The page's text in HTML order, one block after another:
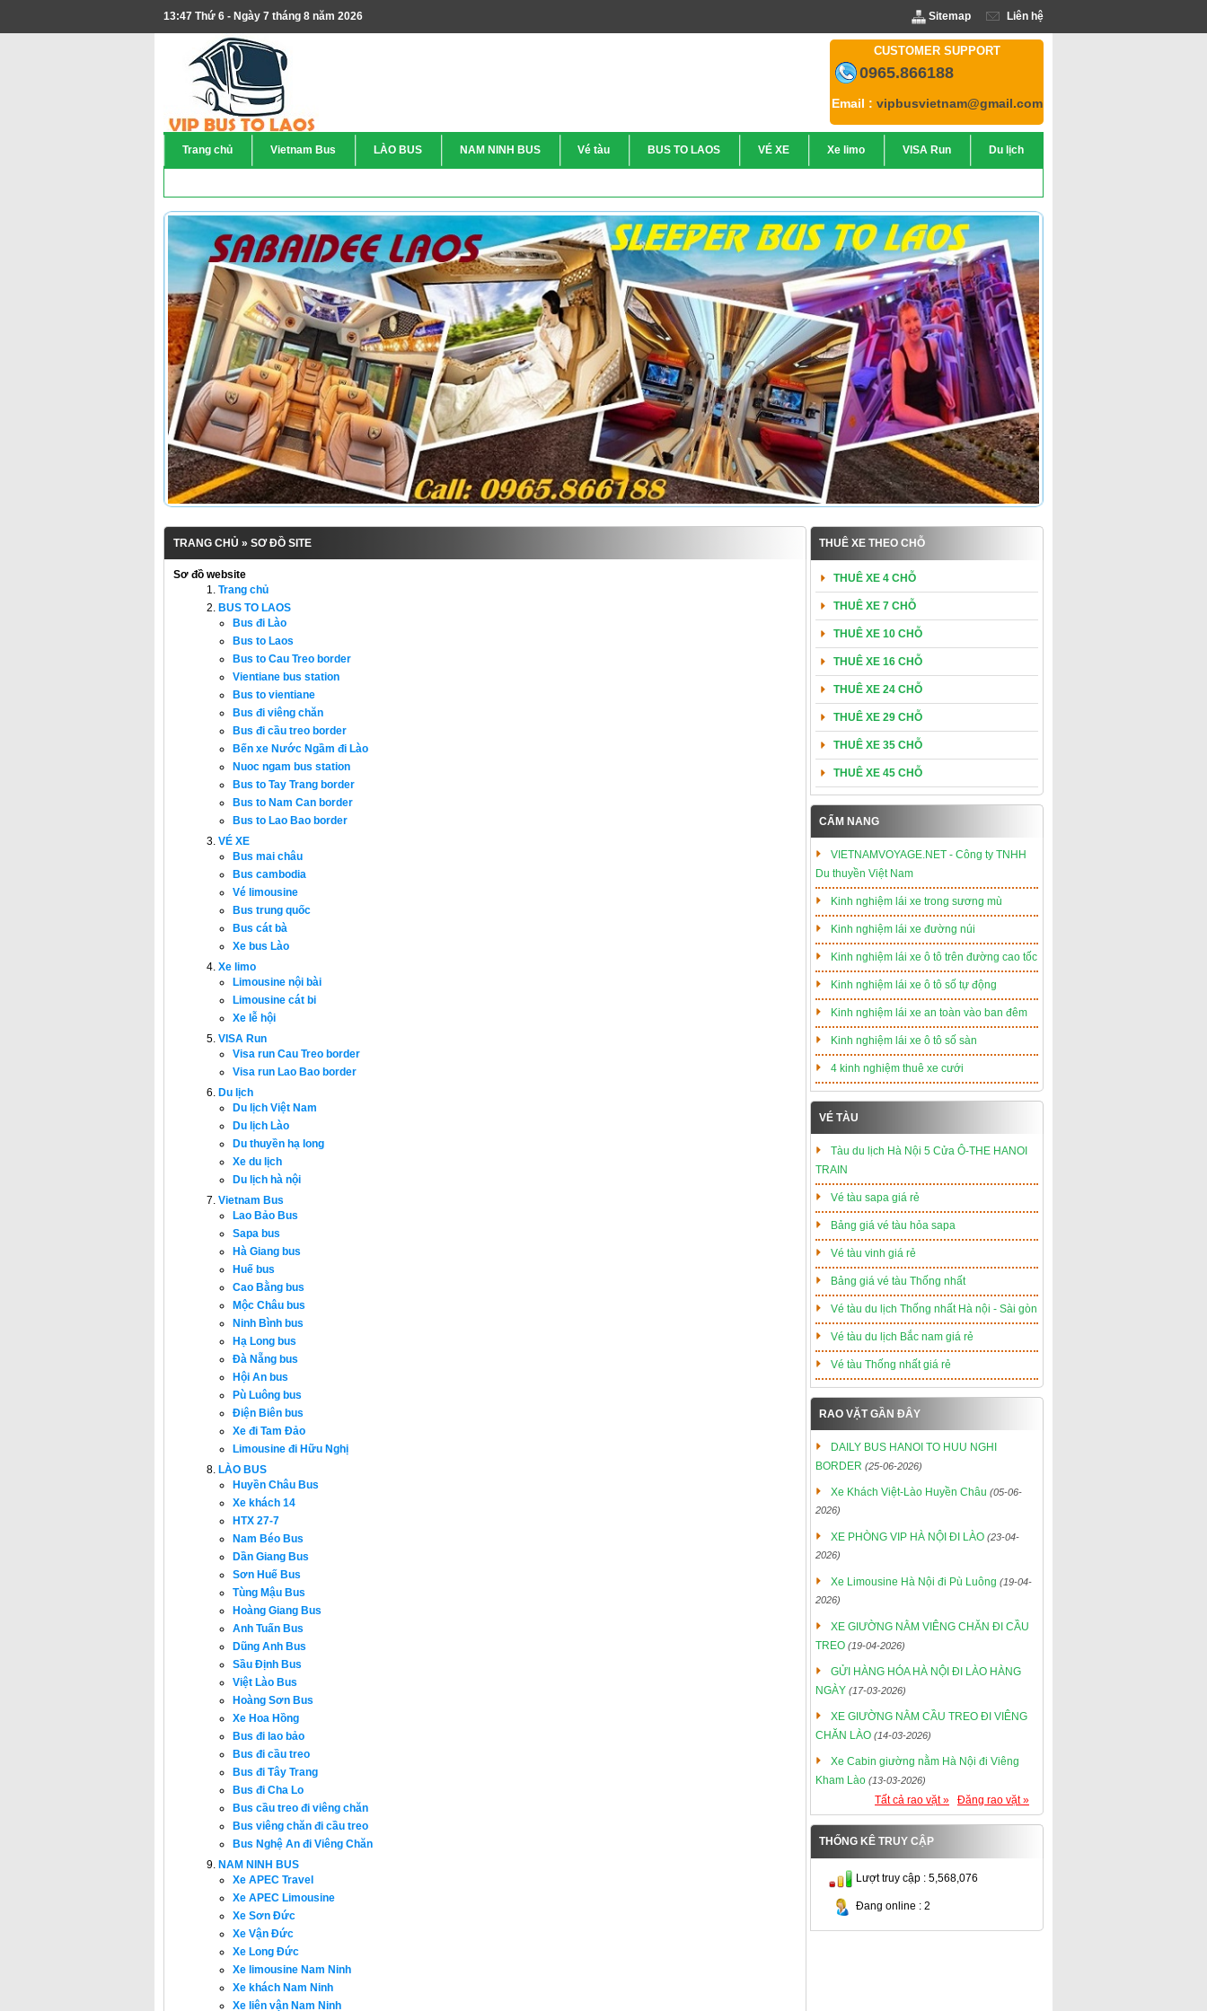
13:47 Thứ 6 - Ngày 7 tháng 8 năm 2026 Sitemap Liên hệ
CUSTOMER SUPPORT
0965.866188
Email : vipbusvietnam@gmail.com
Trang chủ Vietnam Bus LÀO BUS NAM NINH BUS Vé tàu BUS TO LAOS VÉ XE Xe limo VISA Run Du lịch
TRANG CHỦ » SƠ ĐỒ SITE
Sơ đồ website
Trang chủ
BUS TO LAOS
Bus đi Lào
Bus to Laos
Bus to Cau Treo border
Vientiane bus station
Bus to vientiane
Bus đi viêng chăn
Bus đi cầu treo border
Bến xe Nước Ngầm đi Lào
Nuoc ngam bus station
Bus to Tay Trang border
Bus to Nam Can border
Bus to Lao Bao border
VÉ XE
Bus mai châu
Bus cambodia
Vé limousine
Bus trung quốc
Bus cát bà
Xe bus Lào
Xe limo
Limousine nội bài
Limousine cát bi
Xe lễ hội
VISA Run
Visa run Cau Treo border
Visa run Lao Bao border
Du lịch
Du lịch Việt Nam
Du lịch Lào
Du thuyền hạ long
Xe du lịch
Du lịch hà nội
Vietnam Bus
Lao Bảo Bus
Sapa bus
Hà Giang bus
Huế bus
Cao Bằng bus
Mộc Châu bus
Ninh Bình bus
Hạ Long bus
Đà Nẵng bus
Hội An bus
Pù Luông bus
Điện Biên bus
Xe đi Tam Đảo
Limousine đi Hữu Nghị
LÀO BUS
Huyền Châu Bus
Xe khách 14
HTX 27-7
Nam Béo Bus
Dần Giang Bus
Sơn Huế Bus
Tùng Mậu Bus
Hoàng Giang Bus
Anh Tuấn Bus
Dũng Anh Bus
Sầu Định Bus
Việt Lào Bus
Hoàng Sơn Bus
Xe Hoa Hồng
Bus đi lao bảo
Bus đi cầu treo
Bus đi Tây Trang
Bus đi Cha Lo
Bus cầu treo đi viêng chăn
Bus viêng chăn đi cầu treo
Bus Nghệ An đi Viêng Chăn
NAM NINH BUS
Xe APEC Travel
Xe APEC Limousine
Xe Sơn Đức
Xe Vận Đức
Xe Long Đức
Xe limousine Nam Ninh
Xe khách Nam Ninh
Xe liên vận Nam Ninh
THUÊ XE THEO CHỖ
THUÊ XE 4 CHỖ
THUÊ XE 7 CHỖ
THUÊ XE 10 CHỖ
THUÊ XE 16 CHỖ
THUÊ XE 24 CHỖ
THUÊ XE 29 CHỖ
THUÊ XE 35 CHỖ
THUÊ XE 45 CHỖ
CẨM NANG
VIETNAMVOYAGE.NET - Công ty TNHH
Du thuyền Việt Nam
Kinh nghiệm lái xe trong sương mù
Kinh nghiệm lái xe đường núi
Kinh nghiệm lái xe ô tô trên đường cao tốc
Kinh nghiệm lái xe ô tô số tự động
Kinh nghiệm lái xe an toàn vào ban đêm
Kinh nghiệm lái xe ô tô số sàn
4 kinh nghiệm thuê xe cưới
VÉ TÀU
Tàu du lịch Hà Nội 5 Cửa Ô-THE HANOI
TRAIN
Vé tàu sapa giá rẻ
Bảng giá vé tàu hỏa sapa
Vé tàu vinh giá rẻ
Bảng giá vé tàu Thống nhất
Vé tàu du lịch Thống nhất Hà nội - Sài gòn
Vé tàu du lịch Bắc nam giá rẻ
Vé tàu Thống nhất giá rẻ
RAO VẶT GẦN ĐÂY
DAILY BUS HANOI TO HUU NGHI
BORDER (25-06-2026)
Xe Khách Việt-Lào Huyền Châu (05-06-
2026)
XE PHÒNG VIP HÀ NỘI ĐI LÀO (23-04-
2026)
Xe Limousine Hà Nội đi Pù Luông (19-04-
2026)
XE GIƯỜNG NẰM VIÊNG CHĂN ĐI CẦU
TREO (19-04-2026)
GỬI HÀNG HÓA HÀ NỘI ĐI LÀO HÀNG
NGÀY (17-03-2026)
XE GIƯỜNG NẰM CẦU TREO ĐI VIÊNG
CHĂN LÀO (14-03-2026)
Xe Cabin giường nằm Hà Nội đi Viêng
Kham Lào (13-03-2026)
Tất cả rao vặt » Đăng rao vặt »
THỐNG KÊ TRUY CẬP
Lượt truy cập : 5,568,076
Đang online : 2